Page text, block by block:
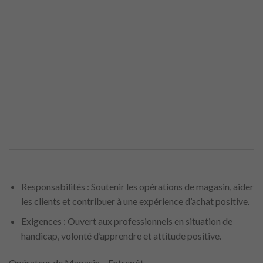
Responsabilités : Soutenir les opérations de magasin, aider
les clients et contribuer à une expérience d’achat positive.
Exigences : Ouvert aux professionnels en situation de
handicap, volonté d’apprendre et attitude positive.